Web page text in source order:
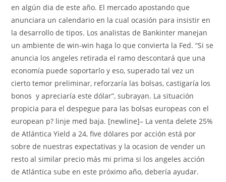
en algún dia de este año. El mercado apostando que
anunciara un calendario en la cual ocasión para insistir en
la desarrollo de tipos. Los analistas de Bankinter manejan
un ambiente de win-win haga lo que convierta la Fed. “Si se
anuncia los angeles retirada el ramo descontará que una
economía puede soportarlo y eso, superado tal vez un
cierto temor preliminar, reforzaría las bolsas, castigaría los
bonos y apreciaría este dólar”, subrayan. La situación
propicia para el despegue para las bolsas europeas con el
european p? linje med baja. [newline]– La venta delete 25%
de Atlántica Yield a 24, five dólares por acción está por
sobre de nuestras expectativas y la ocasion de vender un
resto al similar precio más mi prima si los angeles acción
de Atlántica sube en este próximo año, debería ayudar.